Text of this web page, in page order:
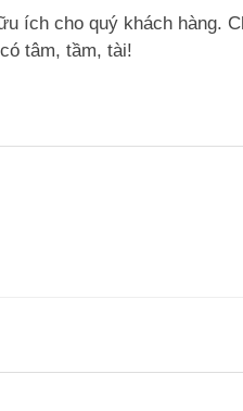
ích cho quý khách hàng.
tâm, tầm, tài!